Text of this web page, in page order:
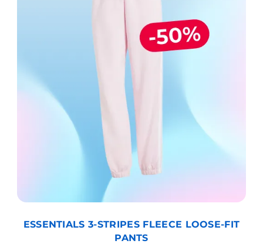
ESSENTIALS 3-STRIPES FLEECE LOOSE-FIT
PANTS